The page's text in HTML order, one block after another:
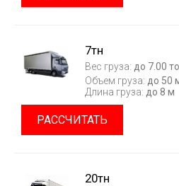
7тн
Вес груза: до 7.00
Объем груза: до 50
Длина груза: до 8 м
РАССЧИТАТЬ
20тн